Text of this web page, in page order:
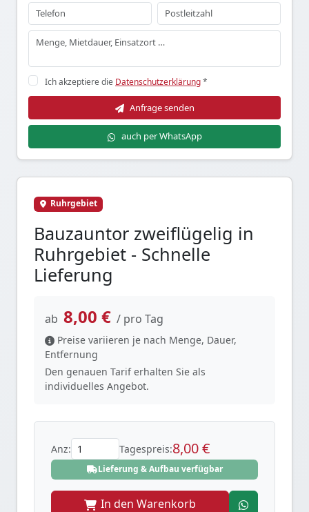
Ich akzeptiere die Datenschutzerklärung*
Anfrage senden
auch per WhatsApp
Ruhrgebiet
Bauzauntor zweiflügelig in
Ruhrgebiet - Schnelle
Lieferung
ab 8,00 € / pro Tag
Preise variieren je nach Menge, Dauer,
Entfernung
Den genauen Tarif erhalten Sie als
individuelles Angebot.
Anz: Tagespreis:8,00 €
Lieferung & Aufbau verfügbar
In den Warenkorb